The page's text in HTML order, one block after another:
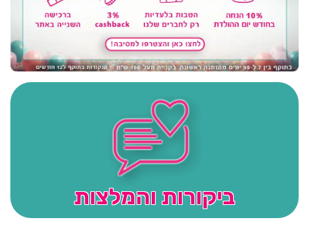
ביקורות והמלצות